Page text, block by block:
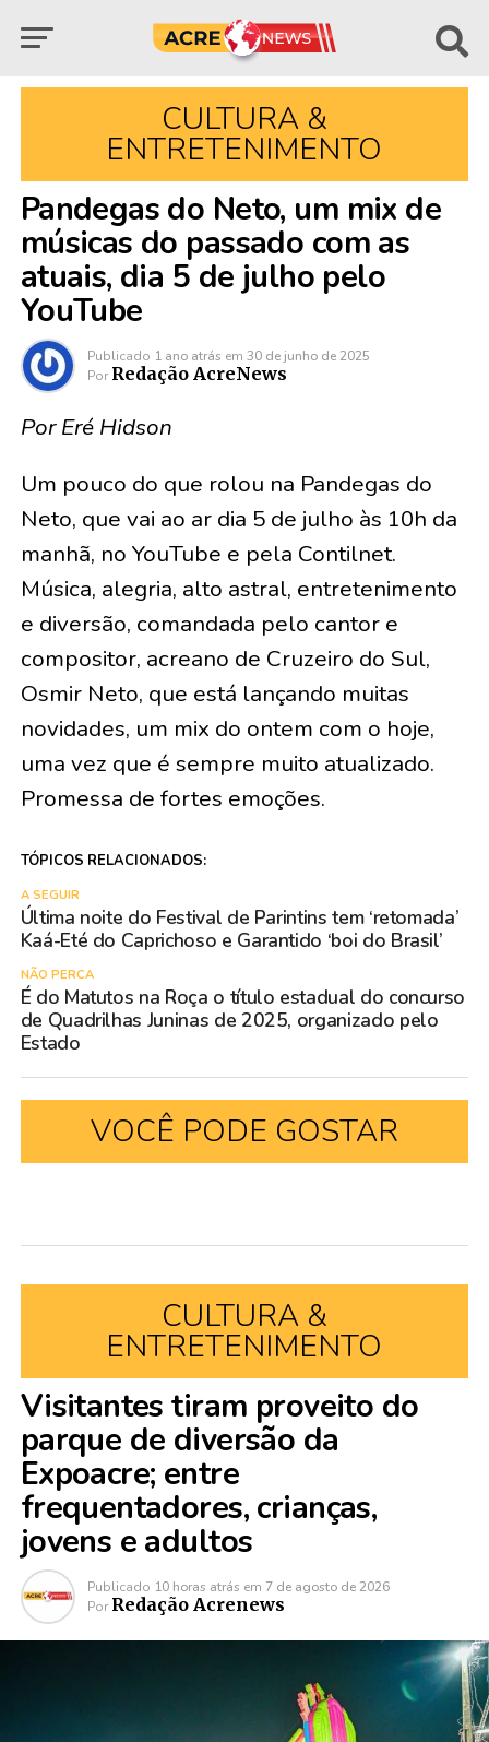
CULTURA &
ENTRETENIMENTO
Pandegas do Neto, um mix de
músicas do passado com as
atuais, dia 5 de julho pelo
YouTube
Publicado 1 ano atrás em 30 de junho de 2025
Por Redação AcreNews
Por Eré Hidson
Um pouco do que rolou na Pandegas do
Neto, que vai ao ar dia 5 de julho às 10h da
manhã, no YouTube e pela Contilnet.
Música, alegria, alto astral, entretenimento
e diversão, comandada pelo cantor e
compositor, acreano de Cruzeiro do Sul,
Osmir Neto, que está lançando muitas
novidades, um mix do ontem com o hoje,
uma vez que é sempre muito atualizado.
Promessa de fortes emoções.
TÓPICOS RELACIONADOS:
A SEGUIR
Última noite do Festival de Parintins tem ‘retomada’
Kaá-Eté do Caprichoso e Garantido ‘boi do Brasil’
NÃO PERCA
É do Matutos na Roça o título estadual do concurso
de Quadrilhas Juninas de 2025, organizado pelo
Estado
VOCÊ PODE GOSTAR
CULTURA &
ENTRETENIMENTO
Visitantes tiram proveito do
parque de diversão da
Expoacre; entre
frequentadores, crianças,
jovens e adultos
Publicado 10 horas atrás em 7 de agosto de 2026
Por Redação Acrenews